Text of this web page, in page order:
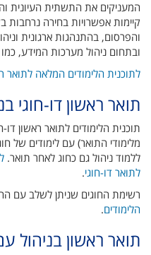
המעניקים את התשתית העיונית
קיימות אפשרויות בחירה נרחבות
והפרסום, בהתנהגות ארגונית
ובתחום ניהול מערכות המידע,
לתוכנית הלימודים המלאה לתואר
תואר ראשון דו-חוגי
ללמוד ניהול גם כחוג לאחר תואר.
לתואר דו-חוגי.
רשימת החוגים שניתן לשלב עם
הלימודים.
תואר ראשון בניהול